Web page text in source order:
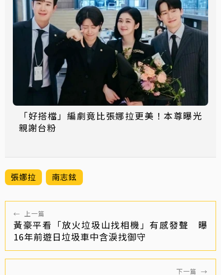
「好搭檔」編劇竟比張娜拉更美！本尊曝光
親謝台粉
張娜拉 南志鉉
← 上一篇
黃豪平看「放火垃圾山找相機」有感發聲 曝
16年前遊日垃圾車中含淚找御守
下一篇 →